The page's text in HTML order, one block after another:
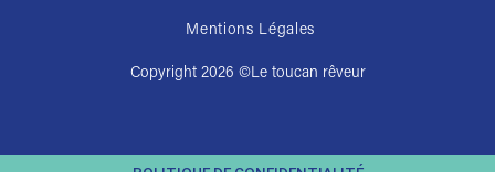
Mentions Légales
Copyright 2026 ©Le toucan rêveur